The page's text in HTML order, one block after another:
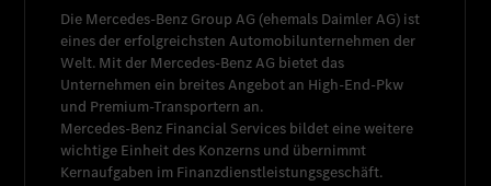
Die Mercedes-Benz Group AG (ehemals Daimler AG) ist
eines der erfolgreichsten Automobilunternehmen der
Welt. Mit der Mercedes-Benz AG bietet das
Unternehmen ein breites Angebot an High-End-Pkw
und Premium-Transportern an.
Mercedes-Benz Financial Services bildet eine weitere
wichtige Einheit des Konzerns und übernimmt
Kernaufgaben im Finanzdienstleistungsgeschäft.